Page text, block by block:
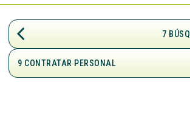
ARROW_BACK_IOS 7
9 CONTRATAR PERSONAL